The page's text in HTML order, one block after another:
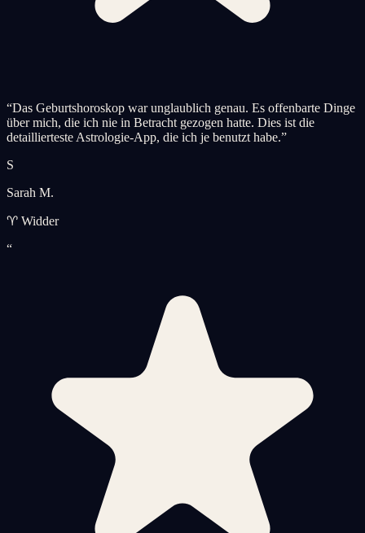
“Das Geburtshoroskop war unglaublich genau. Es offenbarte Dinge
über mich, die ich nie in Betracht gezogen hatte. Dies ist die
detaillierteste Astrologie-App, die ich je benutzt habe.”
S
Sarah M.
♈ Widder
“